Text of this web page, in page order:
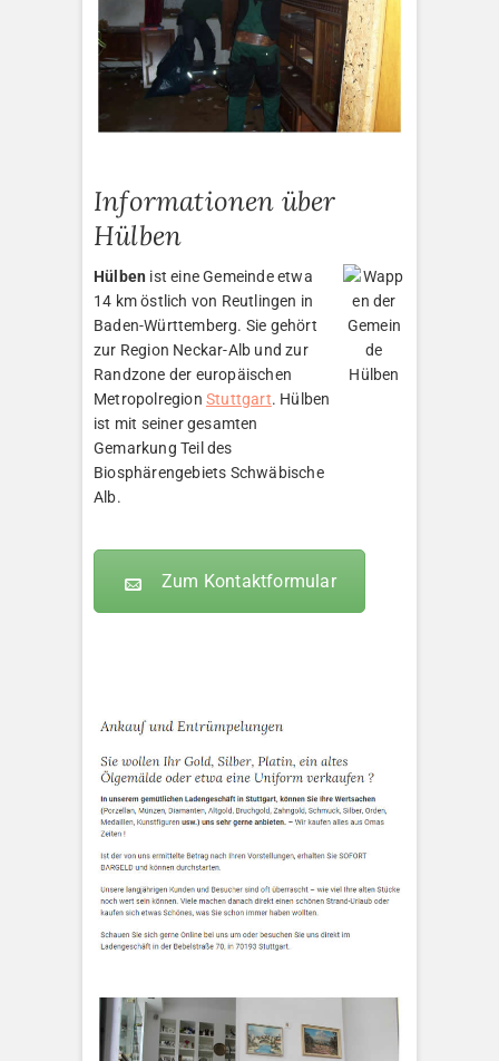
Informationen über
Hülben
Hülben ist eine Gemeinde etwa
14 km östlich von Reutlingen in
Baden-Württemberg. Sie gehört
zur Region Neckar-Alb und zur
Randzone der europäischen
Metropolregion Stuttgart. Hülben
ist mit seiner gesamten
Gemarkung Teil des
Biosphärengebiets Schwäbische
Alb.
Zum Kontaktformular